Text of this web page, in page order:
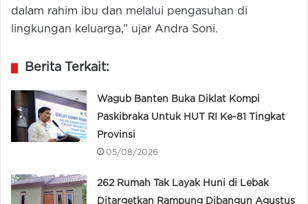
dalam rahim ibu dan melalui pengasuhan di
lingkungan keluarga,” ujar Andra Soni.
Berita Terkait:
Wagub Banten Buka Diklat Kompi
Paskibraka Untuk HUT RI Ke-81 Tingkat
Provinsi
05/08/2026
262 Rumah Tak Layak Huni di Lebak
Ditargetkan Rampung Dibangun Agustus